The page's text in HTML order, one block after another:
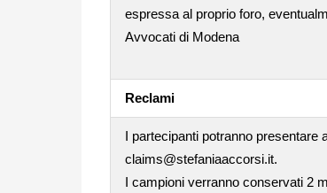
espressa al proprio foro,
Avvocati di Modena
Reclami
I partecipanti potranno presentare
claims@stefaniaaccorsi.it.
I campioni verranno conservati 2